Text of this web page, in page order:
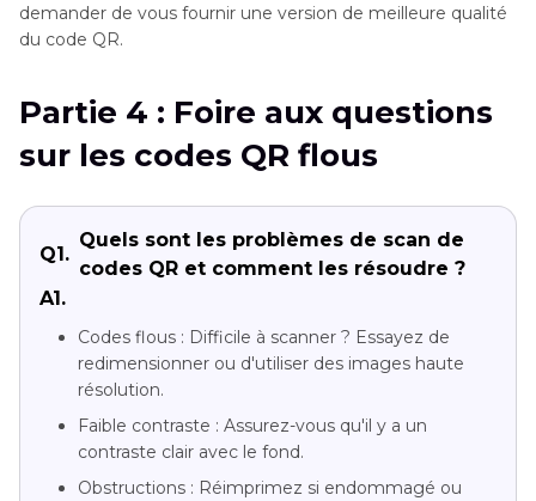
demander de vous fournir une version de meilleure qualité
du code QR.
Partie 4 : Foire aux questions
sur les codes QR flous
Q1.
Quels sont les problèmes de scan de
codes QR et comment les résoudre ?
A1.
Codes flous : Difficile à scanner ? Essayez de
redimensionner ou d'utiliser des images haute
résolution.
Faible contraste : Assurez-vous qu'il y a un
contraste clair avec le fond.
Obstructions : Réimprimez si endommagé ou